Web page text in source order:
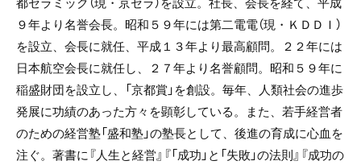
９年より名誉会長。昭和５９年には第二電電（現・ＫＤＤＩ）
を設立、会長に就任、平成１３年より最高顧問。２２年には
日本航空会長に就任し、２７年より名誉顧問。昭和５９年に
稲盛財団を設立し、「京都賞」を創設。毎年、人類社会の進歩
発展に功績のあった方々を顕彰している。また、若手経営者
のための経営塾「盛和塾」の塾長として、後進の育成に心血を
注ぐ。著書に『人生と経営』『「成功」と「失敗」の法則』『成功の